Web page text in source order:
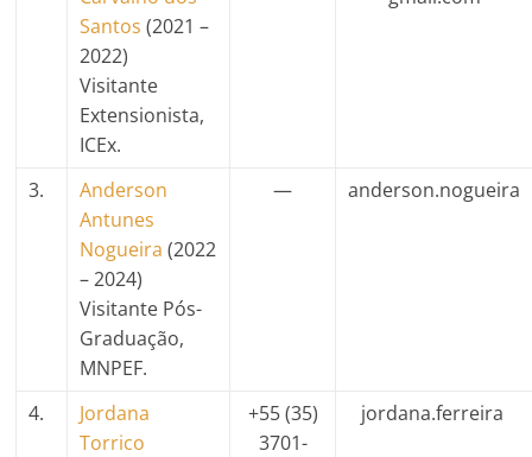
Santos (2021 –
2022)
Visitante
Extensionista,
ICEx.
3.
Anderson
Antunes
Nogueira (2022
– 2024)
Visitante Pós-
Graduação,
MNPEF.
— anderson.nogueira
4.
Jordana
Torrico
+55(35)
3701-
jordana.ferreira